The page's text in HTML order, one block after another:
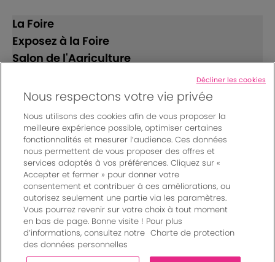
La Foire
Exposez à la Foire
Salon de l'Agriculture
Suivez-nous
© Bordeaux Events And More | Rue Jean Samazeuilh - CS
20088 - 33070 Bordeaux cedex - France
Mentions légales|
Règlement général des manifestations
Un événement organisé par Bordeaux Events And More
Charte de protection des données personnelles
Nous respectons votre vie privée
Nous utilisons des cookies afin de vous proposer la
meilleure expérience possible, optimiser certaines
fonctionnalités et mesurer l’audience. Ces données
nous permettent de vous proposer des offres et
services adaptés à vos préférences. Cliquez sur «
Accepter et fermer » pour donner votre
consentement et contribuer à ces améliorations, ou
autorisez seulement une partie via les paramètres.
Vous pourrez revenir sur votre choix à tout moment
en bas de page. Bonne visite ! Pour plus
d’informations, consultez notre Charte de protection
des données personnelles
Décliner les cookies